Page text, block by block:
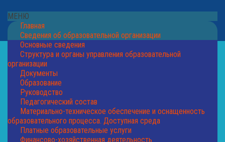
МЕНЮ
Главная
Сведения об образовательной организации
Основные сведения
Структура и органы управления образовательной
организации
Документы
Образование
Руководство
Педагогический состав
Материально-техническое обеспечение и оснащенность
образовательного процесса. Доступная среда
Платные образовательные услуги
Финансово-хозяйственная деятельность